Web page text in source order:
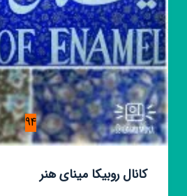
94
کانال روبیکا مینای هنر